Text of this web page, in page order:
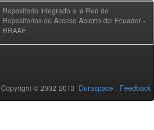
Repositorio integrado a la Red de
Repositorios de Acceso Abierto del Ecuador -
RRAAE
Copyright © 2002-2013 Duraspace - Feedback